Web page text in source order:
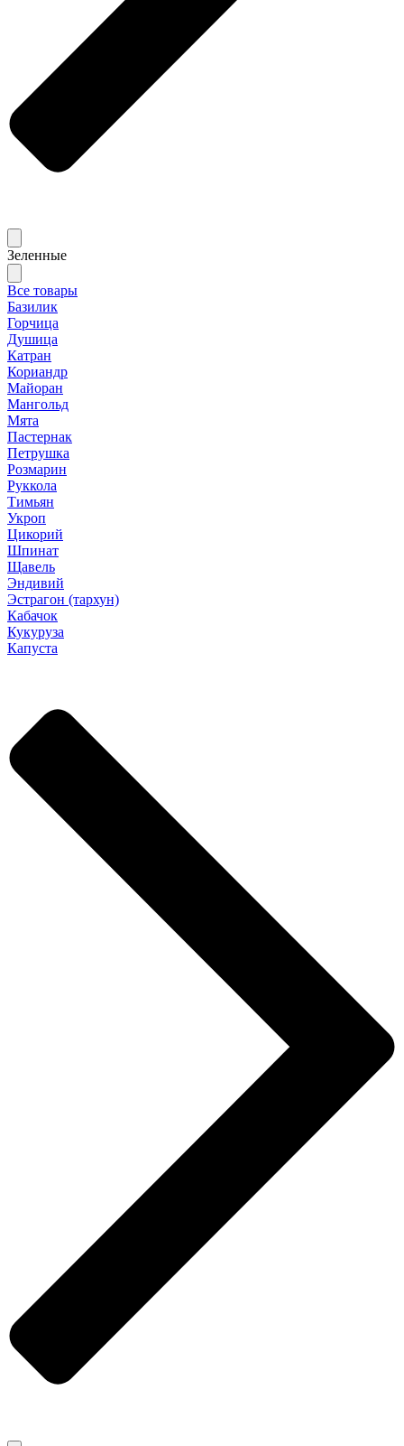
Зеленные
Все товары
Базилик
Горчица
Душица
Катран
Кориандр
Майоран
Мангольд
Мята
Пастернак
Петрушка
Розмарин
Руккола
Тимьян
Укроп
Цикорий
Шпинат
Щавель
Эндивий
Эстрагон (тархун)
Кабачок
Кукуруза
Капуста